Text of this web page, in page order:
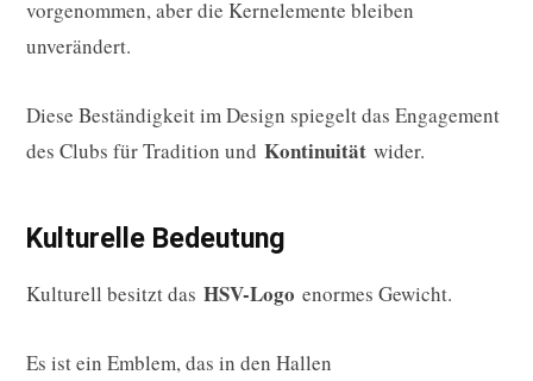
vorgenommen, aber die Kernelemente bleiben
unverändert.
Diese Beständigkeit im Design spiegelt das Engagement
des Clubs für Tradition und Kontinuität wider.
Kulturelle Bedeutung
Kulturell besitzt das HSV-Logo enormes Gewicht.
Es ist ein Emblem, das in den Hallen